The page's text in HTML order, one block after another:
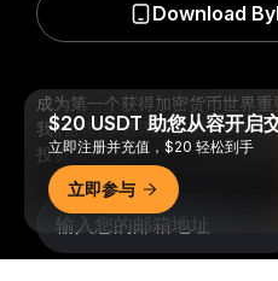
成为第一个获得加密货币世界
我们的时事通讯。全部形式的投
投资金额的风险。此类活动可能
Download
$20 USDT 助您从容开启
立即注册并充值，$20 轻松到手
立即参与